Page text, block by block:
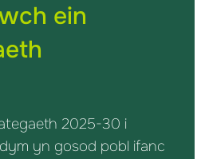
ein
2025-30 i
yn gosod pobl ifanc